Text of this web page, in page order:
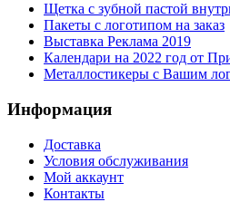
Щетка с зубной пастой
Пакеты с логотипом на заказ
Выставка Реклама 2019
Календари на 2022 год от
Металлостикеры с Вашим
Информация
Доставка
Условия обслуживания
Мой аккаунт
Контакты